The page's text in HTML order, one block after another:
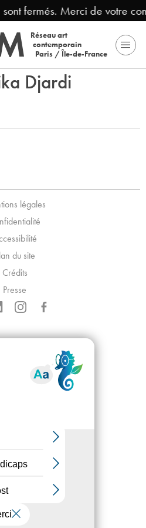
fermés. Merci de votre
Réseau art
contemporain
Paris / Île-de-France
Djardi
légales
du site
Crédits
Presse